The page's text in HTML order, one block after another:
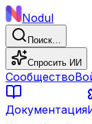
Nodul
Поиск…
Спросить ИИ
Сообщество
Документация